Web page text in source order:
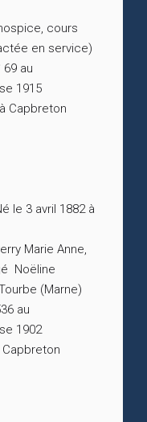
cours
en service)
69 au
1915
Capbreton
le 3 avril 1882 à
Marie Anne,
Noëline
(Marne)
au
1902